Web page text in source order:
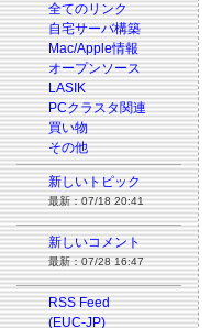
全てのリンク
自宅サーバ構築
Mac/Apple情報
オープンソース
LASIK
PCクラスタ関連
買い物
その他
新しいトピック
最新：07/18 20:41
新しいコメント
最新：07/28 16:47
RSS Feed
(EUC-JP)